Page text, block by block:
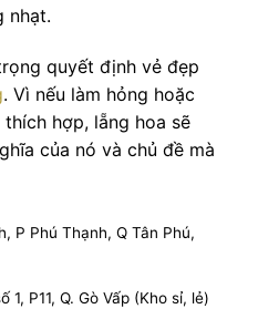
nhạt.
quyết định vẻ đẹp
. Vì nếu làm hỏng hoặc
hợp, lẵng hoa sẽ
của nó và chủ đề mà
P Phú Thạnh, Q Tân Phú,
1, P11, Q. Gò Vấp (Kho sỉ, lẻ)